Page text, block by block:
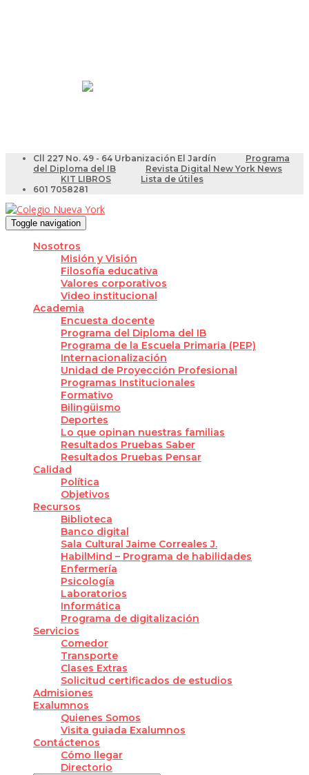
Cll 227 No. 49 - 64 Urbanización El Jardín
Programa
del Diploma del IB
Revista Digital New York News
KIT LIBROS
Lista de útiles
601 7058281
Toggle navigation
Nosotros
Misión y Visión
Filosofía educativa
Valores corporativos
Video institucional
Academia
Encuesta docente
Programa del Diploma del IB
Programa de la Escuela Primaria (PEP)
Internacionalización
Unidad de Proyección Profesional
Programas Institucionales
Formativo
Bilingüismo
Deportes
Lo que opinan nuestras familias
Resultados Pruebas Saber
Resultados Pruebas Pensar
Calidad
Política
Objetivos
Recursos
Biblioteca
Banco digital
Sala Cultural Jaime Correales J.
HabilMind – Programa de habilidades
Enfermería
Psicología
Laboratorios
Informática
Programa de digitalización
Servicios
Comedor
Transporte
Clases Extras
Solicitud certificados de estudios
Admisiones
Exalumnos
Quienes Somos
Visita guiada Exalumnos
Contáctenos
Cómo llegar
Directorio